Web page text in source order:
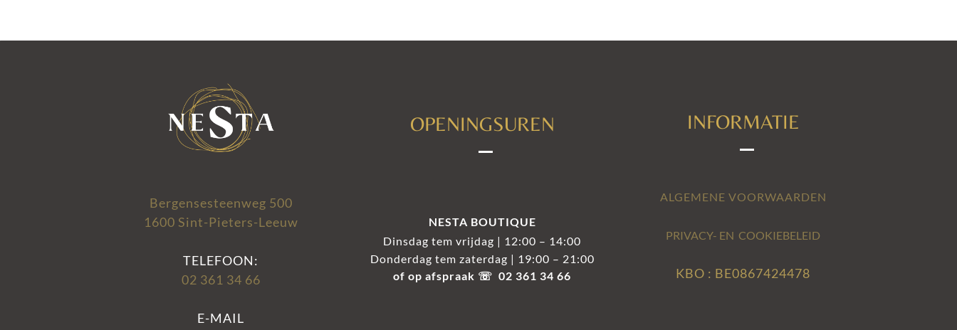
Bergensesteenweg 500
1600 Sint-Pieters-Leeuw
TELEFOON:
02 361 34 66
E-MAIL
OPENINGSUREN
NESTA BOUTIQUE
Dinsdag tem vrijdag | 12:00 – 14:00
Donderdag tem zaterdag | 19:00 – 21:00
of op afspraak ☏ 02 361 34 66
INFORMATIE
ALGEMENE VOORWAARDEN
PRIVACY- EN COOKIEBELEID
KBO : BE0867424478